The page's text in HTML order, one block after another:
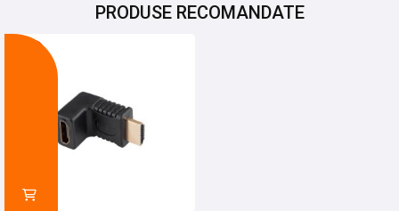
PRODUSE RECOMANDATE